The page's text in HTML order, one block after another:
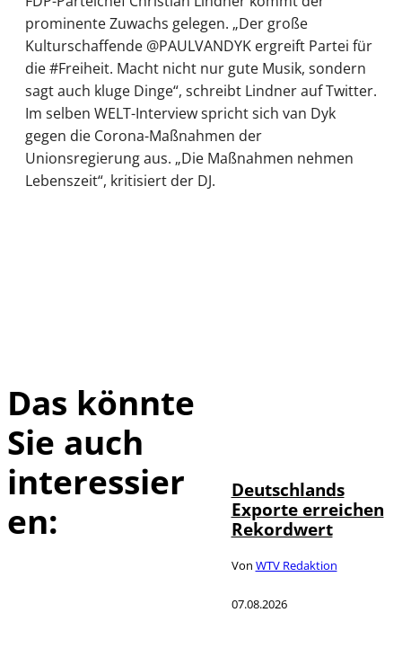
prominente Zuwachs gelegen. „Der große
Kulturschaffende @PAULVANDYK ergreift Partei für
die #Freiheit. Macht nicht nur gute Musik, sondern
sagt auch kluge Dinge“, schreibt Lindner auf Twitter.
Im selben WELT-Interview spricht sich van Dyk
gegen die Corona-Maßnahmen der
Unionsregierung aus. „Die Maßnahmen nehmen
Lebenszeit“, kritisiert der DJ.
Das könnte
Sie auch
interessier
en:
Deutschlands
Exporte erreichen
Rekordwert
Von WTV Redaktion
07.08.2026